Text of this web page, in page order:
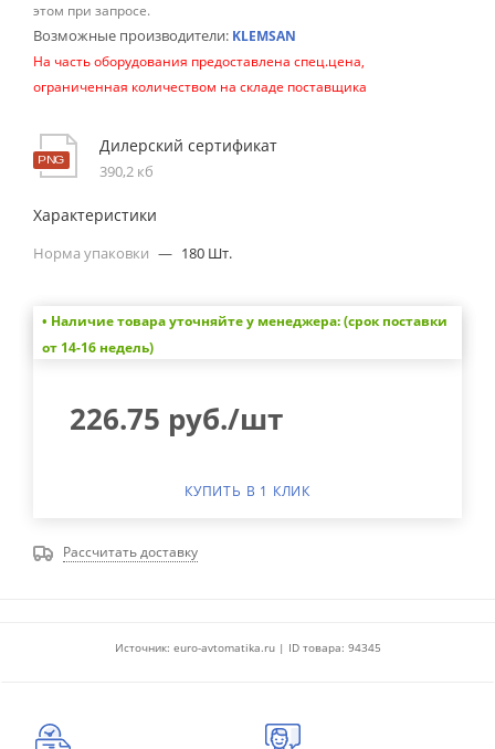
этом при запросе.
Возможные производители: KLEMSAN
На часть оборудования предоставлена спец.цена,
ограниченная количеством на складе поставщика
Дилерский сертификат
390,2 кб
Характеристики
Норма упаковки — 180 Шт.
• Наличие товара уточняйте у менеджера: (срок поставки
от 14-16 недель)
226.75 руб./шт
КУПИТЬ В 1 КЛИК
Рассчитать доставку
Источник: euro-avtomatika.ru | ID товара: 94345